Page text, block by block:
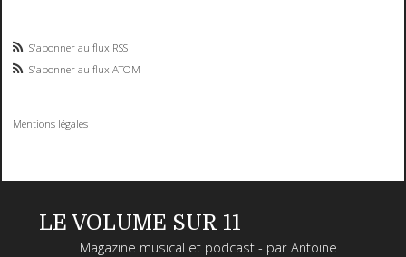
S'abonner au flux RSS
S'abonner au flux ATOM
Mentions légales
LE VOLUME SUR 11
Magazine musical et podcast - par Antoine